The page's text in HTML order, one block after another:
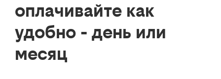
оплачивайте как
удобно - день или
месяц